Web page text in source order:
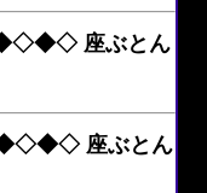
座ぶとん
座ぶとん